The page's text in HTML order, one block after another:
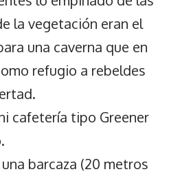
la vegetación eran el
una caverna que en
refugio a rebeldes
cafetería tipo Greener
barcaza (20 metros